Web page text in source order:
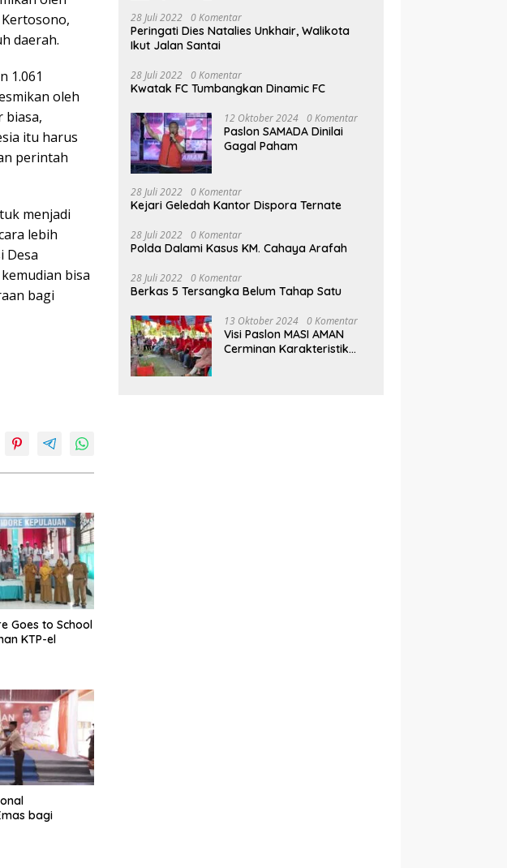
daerah.
1.061
oleh
biasa,
itu harus
perintah
menjadi
lebih
Desa
bisa
bagi
Goes to School
KTP-el
bagi
28 Juli 2022 0 Komentar
Peringati Dies Natalies Unkhair, Walikota
Ikut Jalan Santai
28 Juli 2022 0 Komentar
Kwatak FC Tumbangkan Dinamic FC
12 Oktober 2024 0 Komentar
Paslon SAMADA Dinilai
Gagal Paham
28 Juli 2022 0 Komentar
Kejari Geledah Kantor Dispora Ternate
28 Juli 2022 0 Komentar
Polda Dalami Kasus KM. Cahaya Arafah
28 Juli 2022 0 Komentar
Berkas 5 Tersangka Belum Tahap Satu
13 Oktober 2024 0 Komentar
Visi Paslon MASI AMAN
Cerminan Karakteristik